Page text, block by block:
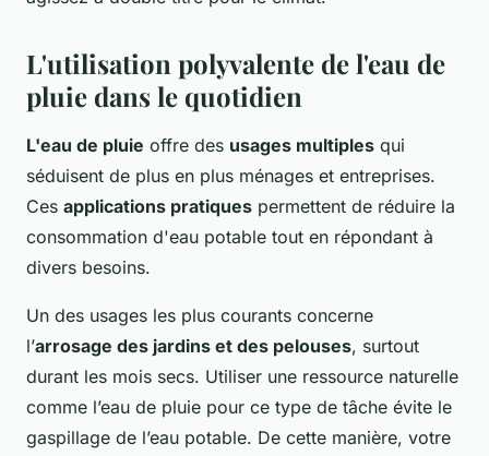
L'utilisation polyvalente de l'eau de
pluie dans le quotidien
L'eau de pluie offre des usages multiples qui
séduisent de plus en plus ménages et entreprises.
Ces applications pratiques permettent de réduire la
consommation d'eau potable tout en répondant à
divers besoins.
Un des usages les plus courants concerne
l’arrosage des jardins et des pelouses, surtout
durant les mois secs. Utiliser une ressource naturelle
comme l’eau de pluie pour ce type de tâche évite le
gaspillage de l’eau potable. De cette manière, votre